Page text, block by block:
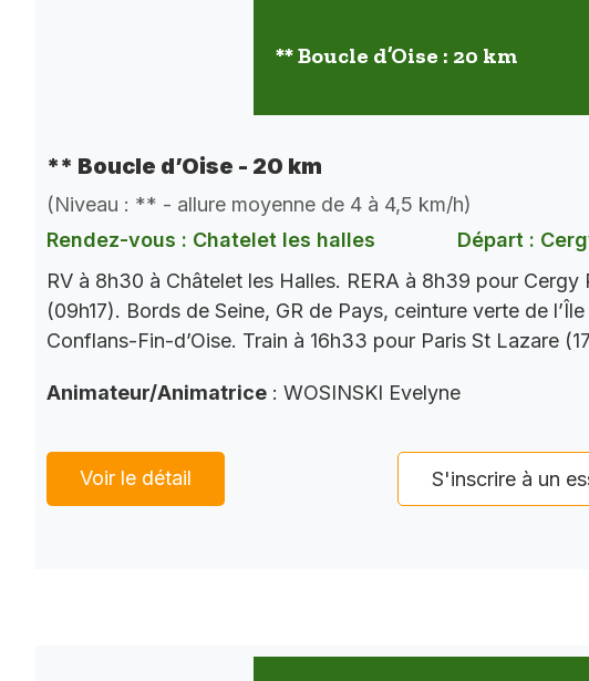
** Boucle d’Oise : 20 km
** Boucle d’Oise - 20 km
(Niveau : ** - allure moyenne de 4 à 4,5 km/h)
Rendez-vous : Chatelet les halles
Départ :
RV à 8h30 à Châtelet les Halles. RERA à 8h39 pour Cergy
(09h17). Bords de Seine, GR de Pays, ceinture verte de
Conflans-Fin-d’Oise. Train à 16h33 pour Paris St Lazare
Animateur/Animatrice : WOSINSKI Evelyne
Voir le détail S'inscrire à un